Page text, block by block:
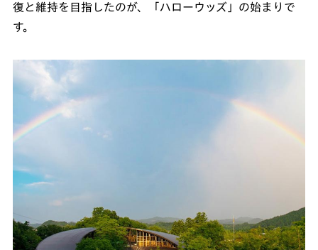
復と維持を目指したのが、「ハローウッズ」の始まりで
す。